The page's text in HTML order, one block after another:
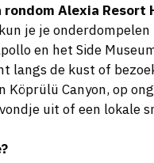
Alexia Resort
je je
en het Side
langs de kust of
Canyon, op
uit of een lokale